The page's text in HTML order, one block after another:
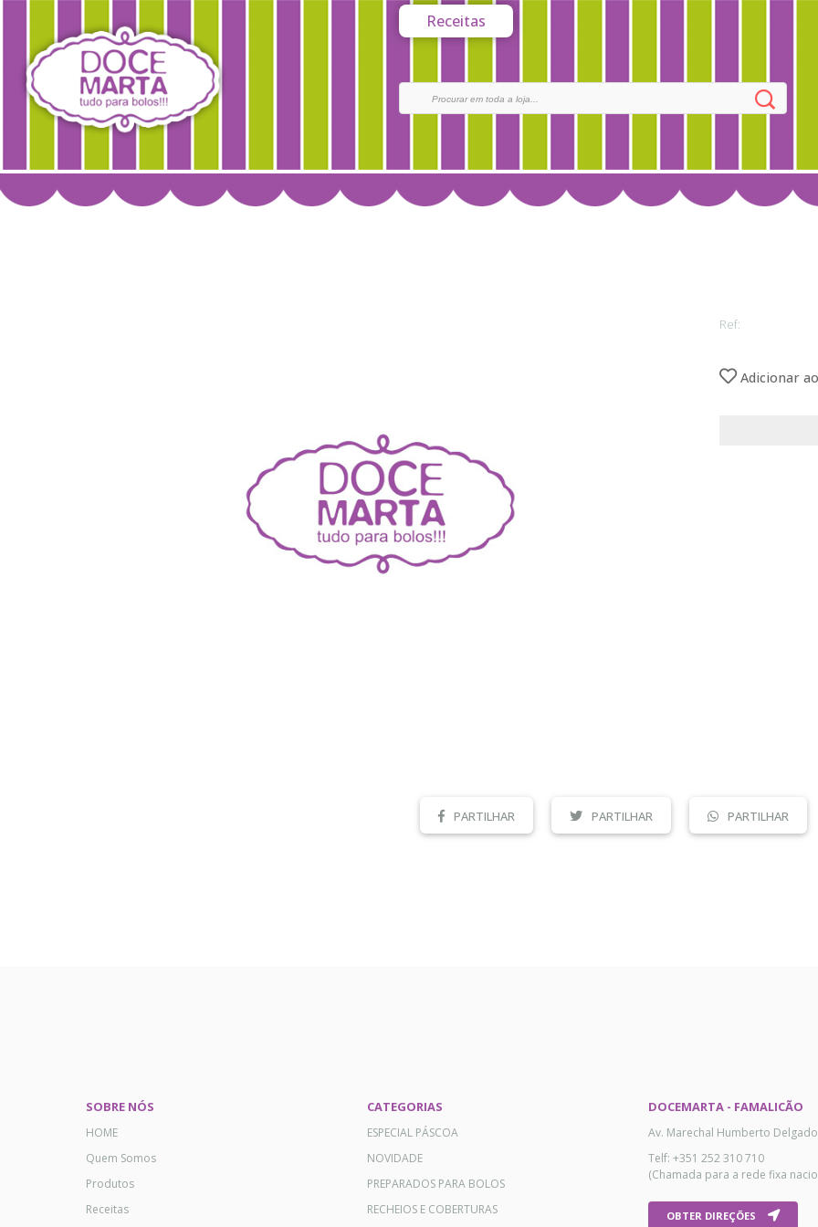
Receitas
Ref:
Adicionar
PARTILHAR PARTILHAR PARTILHAR
SOBRE NÓS
HOME
Quem Somos
Produtos
Receitas
CATEGORIAS
ESPECIAL PÁSCOA
NOVIDADE
PREPARADOS PARA BOLOS
RECHEIOS E COBERTURAS
DOCEMARTA - FAMALICÃO
Av. Marechal Humberto
Telf: +351 252 310 710
(Chamada para a rede fixa
OBTER DIREÇÕES